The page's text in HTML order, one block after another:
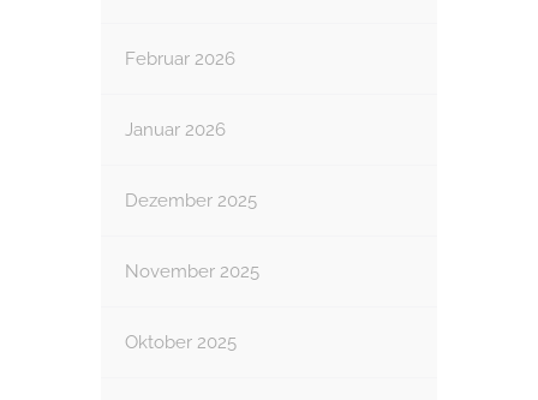
Februar 2026
Januar 2026
Dezember 2025
November 2025
Oktober 2025